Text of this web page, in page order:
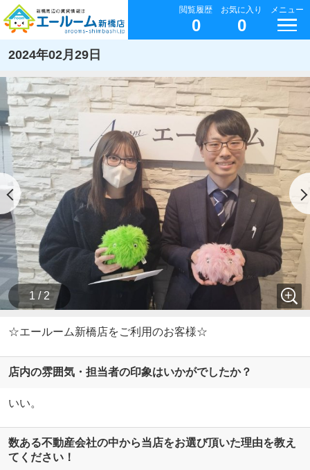
閲覧履歴
0
お気に入り
0
メニュー
2024年02月29日
1 / 2
☆エールーム新橋店をご利用のお客様☆
店内の雰囲気・担当者の印象はいかがでしたか？
いい。
数ある不動産会社の中から当店をお選び頂いた理由を教え
てください！